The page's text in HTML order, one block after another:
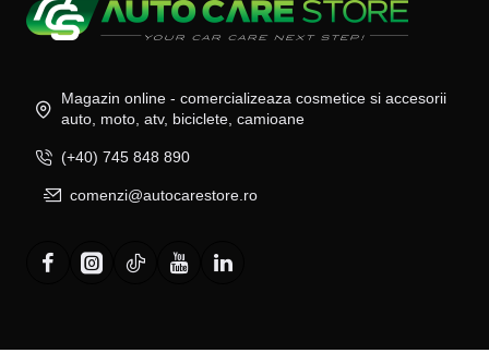
Magazin online - comercializeaza cosmetice si accesorii
auto, moto, atv, biciclete, camioane
(+40) 745 848 890
comenzi@autocarestore.ro